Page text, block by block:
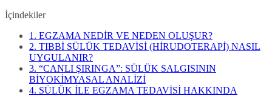
İçindekiler
1. EGZAMA NEDİR VE NEDEN OLUŞUR?
2. TIBBİ SÜLÜK TEDAVİSİ (HİRUDOTERAPİ) NASIL
UYGULANIR?
3. “CANLI ŞIRINGA”: SÜLÜK SALGISININ
BİYOKİMYASAL ANALİZİ
4. SÜLÜK İLE EGZAMA TEDAVİSİ HAKKINDA